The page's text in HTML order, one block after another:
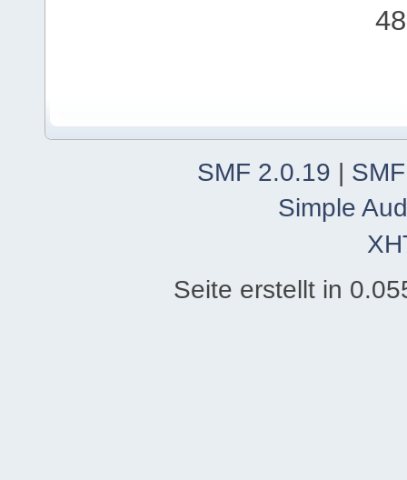
SMF 2.0.19 |
Simple
Seite erstellt in